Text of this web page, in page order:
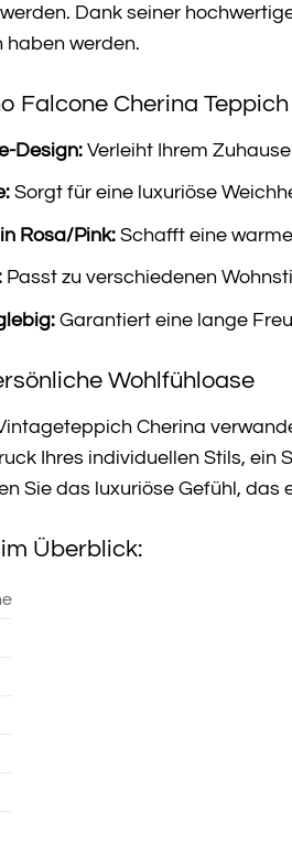
Dank seiner
haben werden.
Falcone Cherina
Design:Verleiht Ihrem
Sorgt für eine luxuriöse
Rosa/Pink:Schafft eine
Passt zu verschiedenen
Garantiert eine lange
Wohlfühloase
Cherina
Ihres individuellen Stils,
Sie das luxuriöse Gefühl, das
Überblick: